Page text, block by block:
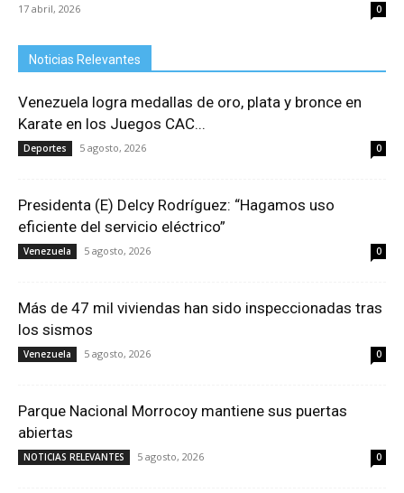
17 abril, 2026 0
Noticias Relevantes
Venezuela logra medallas de oro, plata y bronce en
Karate en los Juegos CAC...
Deportes 5 agosto, 2026 0
Presidenta (E) Delcy Rodríguez: “Hagamos uso
eficiente del servicio eléctrico”
Venezuela 5 agosto, 2026 0
Más de 47 mil viviendas han sido inspeccionadas tras
los sismos
Venezuela 5 agosto, 2026 0
Parque Nacional Morrocoy mantiene sus puertas
abiertas
NOTICIAS RELEVANTES 5 agosto, 2026 0